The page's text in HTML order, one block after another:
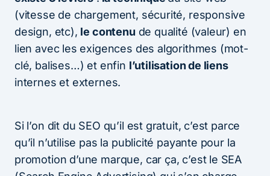
(vitesse de chargement, sécurité, responsive
design, etc), le contenu de qualité (valeur) en
lien avec les exigences des algorithmes (mot-
clé, balises…) et enfin l’utilisation de liens
internes et externes.
Si l’on dit du SEO qu’il est gratuit, c’est parce
qu’il n’utilise pas la publicité payante pour la
promotion d’une marque, car ça, c’est le SEA